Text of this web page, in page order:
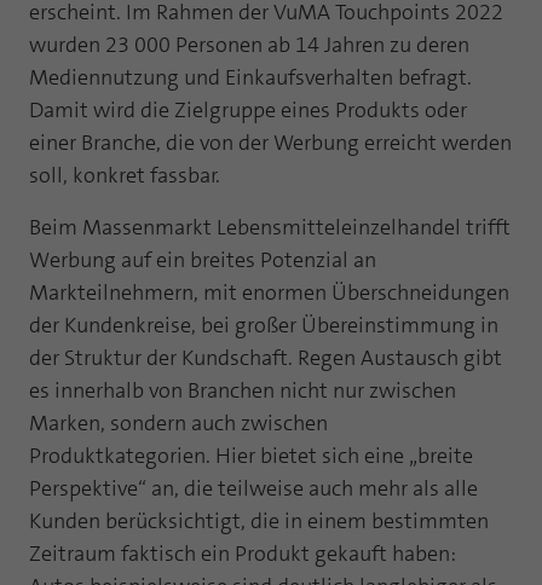
erscheint. Im Rahmen der VuMA Touchpoints 2022
wurden 23 000 Personen ab 14 Jahren zu deren
Mediennutzung und Einkaufsverhalten befragt.
Damit wird die Zielgruppe eines Produkts oder
einer Branche, die von der Werbung erreicht werden
soll, konkret fassbar.
Beim Massenmarkt Lebensmitteleinzelhandel trifft
Werbung auf ein breites Potenzial an
Markteilnehmern, mit enormen Überschneidungen
der Kundenkreise, bei großer Übereinstimmung in
der Struktur der Kundschaft. Regen Austausch gibt
es innerhalb von Branchen nicht nur zwischen
Marken, sondern auch zwischen
Produktkategorien. Hier bietet sich eine „breite
Perspektive“ an, die teilweise auch mehr als alle
Kunden berücksichtigt, die in einem bestimmten
Zeitraum faktisch ein Produkt gekauft haben:
geschützten Bereichen zu gewähren.
Name PHPSESSID
Anbieter php
Zweck PHPs Standard Sitzungs Identifikation
Zweck
Cookie von AT INTERNET zur Steuerung der
Name atuserid
Anbieter
Laufzeit 1 Jahr
Zweck
Cookie von AT INTERNET zur Steuerung der
erweiterten Script- und Ereignisbehandlung